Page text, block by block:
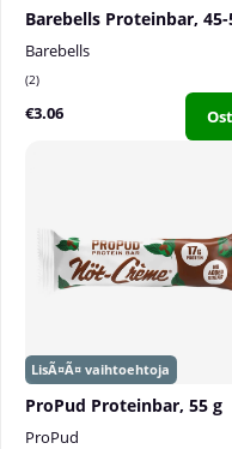
Barebells Proteinbar, 45-
Barebells
2
€3.06
ProPud Proteinbar, 55 g
ProPud